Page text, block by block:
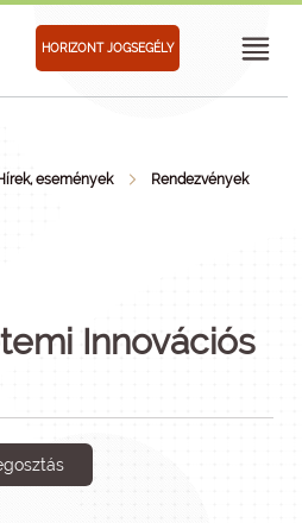
HORIZONT JOGSEGÉLY
események
Rendezvények
Innovációs